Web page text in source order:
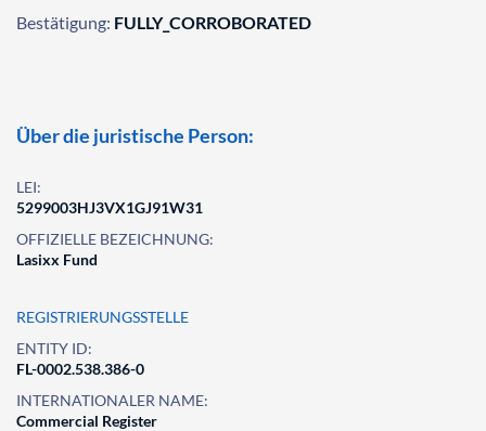
Bestätigung: FULLY_CORROBORATED
Über die juristische Person:
LEI:
5299003HJ3VX1GJ91W31
OFFIZIELLE BEZEICHNUNG:
Lasixx Fund
REGISTRIERUNGSSTELLE
ENTITY ID:
FL-0002.538.386-0
INTERNATIONALER NAME:
Commercial Register